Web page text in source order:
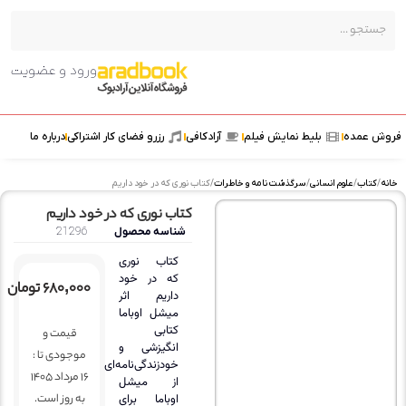
ورود و عضویت
عمده بلیط نمایش فیلم آرادکافی رزرو فضای کار اشتراکیدرباره ما
کتاب/علوم انسانی/ سرگذشت نامه و خاطرات/ کتاب نوری که در خود داریم
کتاب نوری که در خود داریم
شناسه محصول 21296
کتاب نوری
که در خود
داریم اثر
میشل اوباما
انگیزشی و
خودزندگی‌نامه‌ای
از میشل
اوباما برای
۶۸۰,۰۰۰تومان
قیمت و
موجودی تا :
16 مرداد 1405
به روز است.